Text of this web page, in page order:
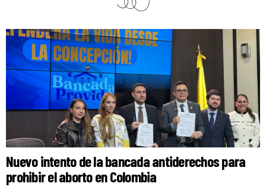
Nuevo intento de la bancada antiderechos para
prohibir el aborto en Colombia